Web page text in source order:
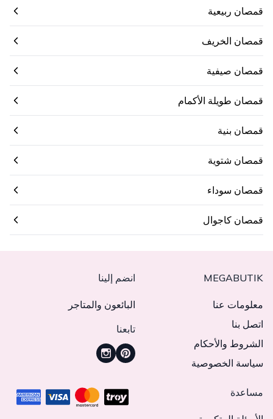
قمصان ربيعية
قمصان الخريف
قمصان صيفية
قمصان طويلة الأكمام
قمصان بنية
قمصان شتوية
قمصان سوداء
قمصان كاجوال
MEGABUTIK
معلومات عنا
اتصل بنا
الشروط والأحكام
سياسة الخصوصية
انضم إلينا
البائعون والمتاجر
تابعنا
مساعدة